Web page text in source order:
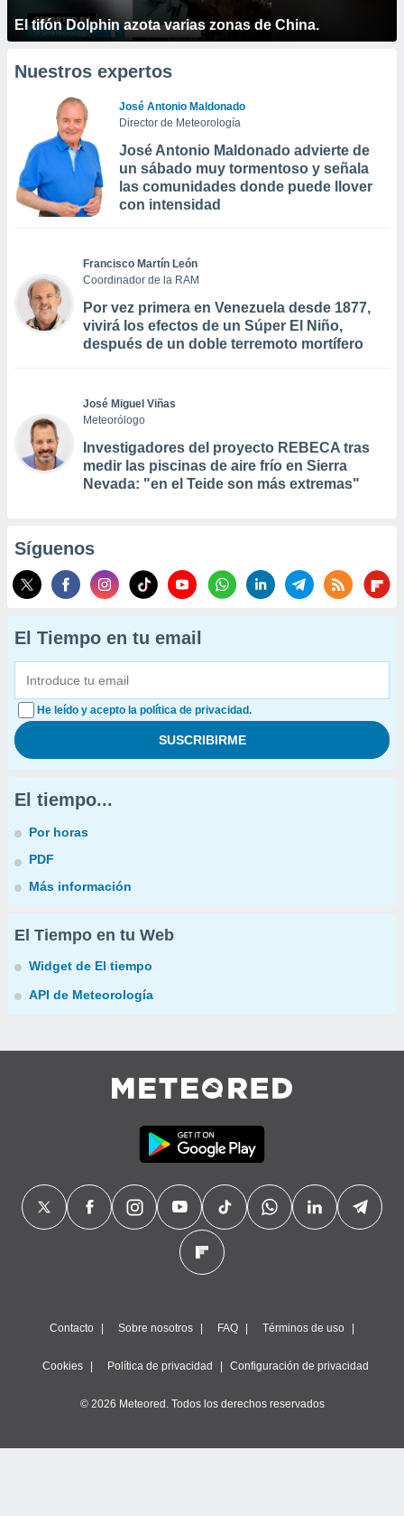
El tifón Dolphin azota varias zonas de China.
Nuestros expertos
José Antonio Maldonado
Director de Meteorología
José Antonio Maldonado advierte de
un sábado muy tormentoso y señala
las comunidades donde puede llover
con intensidad
Francisco Martín León
Coordinador de la RAM
Por vez primera en Venezuela desde 1877,
vivirá los efectos de un Súper El Niño,
después de un doble terremoto mortífero
José Miguel Viñas
Meteorólogo
Investigadores del proyecto REBECA tras
medir las piscinas de aire frío en Sierra
Nevada: "en el Teide son más extremas"
Síguenos
El Tiempo en tu email
He leído y acepto la política de privacidad.
El tiempo...
Por horas
PDF
Más información
El Tiempo en tu Web
Widget de El tiempo
API de Meteorología
Contacto Sobre nosotros FAQ Términos de uso
Cookies Política de privacidad Configuración de privacidad
© 2026 Meteored. Todos los derechos reservados